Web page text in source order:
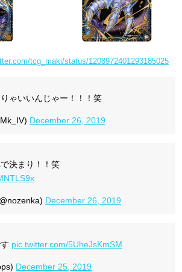
tcg_maki/status/1208972401293185025
ゃいいんじゃー！！！笑
December 26, 2019
決まり！！笑
December 26, 2019
pic.twitter.com/5UheJsKmSM
December 25, 2019